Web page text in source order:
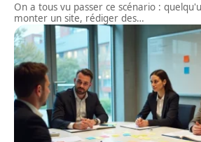
On a tous vu passer ce scénario :
monter un site, rédiger des…